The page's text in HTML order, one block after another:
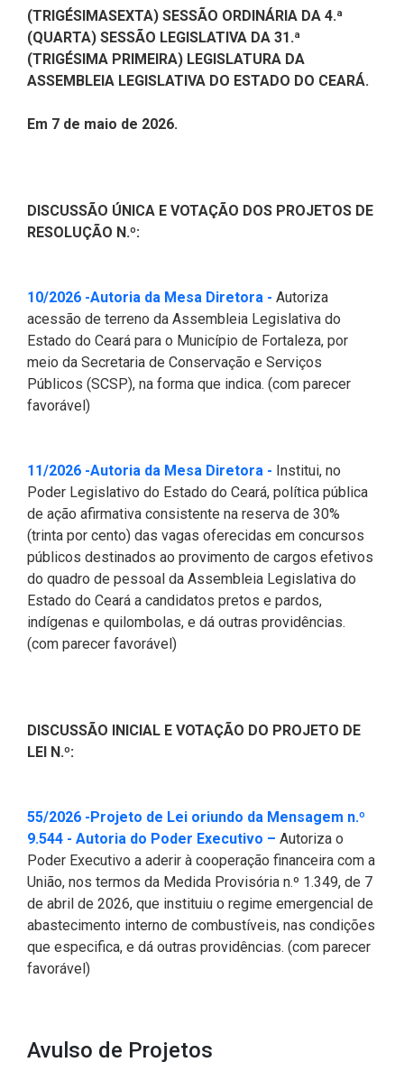
CODINS
Comitê de Gestão Estratégica -
COGE
Célula de Fotografia
Célula de Assessoria de
Comunicação
Coordenadoria de Polícia
Controladoria
Concursos e Processos
Seletivos
Tecnologia da Informação
Assessoria Jurídica e Relações
Institucionais
Secretaria Executiva da Mesa
Diretora
Coordenadoria de Eventos e
Comitê de Imprensa
1ª Companhia do Batalhão de
2ª Companhia de Polícia de
Guarda (2ª CPG)
Departamento de
Documentação e Informação
Corregedoria
Divisas Territoriais do Ceará
Comitê de Prevenção e
Combate à Violência
Social
Gestão Ambiental
Departamento de Saúde e
Assistência Social
Cearense (Unipace)
Escritório Frei Tito
Instituto de Estudos e
Pesquisas Sobre o
Malce - Memorial da Alece
Deputado Pontes Neto
Procon Alece
Procuradoria Especial da Mulher
Sala do Empreendedor
Defesa Social
Des. Regional, Recursos Hí­
dricos, Minas e Pesca
Fiscalização e Controle
Indústria, Desenvolvimento
Infância e Adolescência
Juventude
Meio Ambiente, Mudanças
Climáticas e Desenvolvimento
Orçamento, Finanças e
Tributação
Previdência Social e Saúde
Proteção Social e Combate à
Fome
Trabalho, Administração e
Turismo e Serviços
Viação, Transporte e Des.
Consultoria Legislativa
Votações Nominais
Medalhas e comendas da Alece
Mapa de Leis Históricas
Utilidade pública
Políticas Institucionais
Avulso de Projetos
(TRIGÉSIMASEXTA) SESSÃO ORDINÁRIA DA 4.ª
(QUARTA) SESSÃO LEGISLATIVA DA 31.ª
(TRIGÉSIMA PRIMEIRA) LEGISLATURA DA
ASSEMBLEIA LEGISLATIVA DO ESTADO DO CEARÁ.
Em 7 de maio de 2026.
DISCUSSÃO ÚNICA E VOTAÇÃO DOS PROJETOS DE
RESOLUÇÃO N.º:
10/2026 -Autoria da Mesa Diretora - (Abre em nova
Autoriza
acessão de terreno da Assembleia Legislativa do
Estado do Ceará para o Município de Fortaleza, por
meio da Secretaria de Conservação e Serviços
Públicos (SCSP), na forma que indica. (com parecer
favorável)
11/2026 -Autoria da Mesa Diretora - (Abre em nova
Institui, no
Poder Legislativo do Estado do Ceará, política pública
de ação afirmativa consistente na reserva de 30%
(trinta por cento) das vagas oferecidas em concursos
públicos destinados ao provimento de cargos efetivos
do quadro de pessoal da Assembleia Legislativa do
Estado do Ceará a candidatos pretos e pardos,
indígenas e quilombolas, e dá outras providências.
(com parecer favorável)
DISCUSSÃO INICIAL E VOTAÇÃO DO PROJETO DE
LEI N.º:
55/2026 -Projeto de Lei oriundo da Mensagem n.º
9.544 - Autoria do Poder Executivo – (Abre em nova
Autoriza o
Poder Executivo a aderir à cooperação financeira com a
União, nos termos da Medida Provisória n.º 1.349, de 7
de abril de 2026, que instituiu o regime emergencial de
abastecimento interno de combustíveis, nas condições
que especifica, e dá outras providências. (com parecer
favorável)